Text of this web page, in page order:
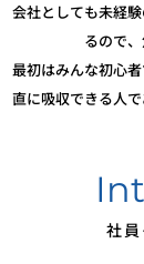
会社としても未経
るので
最初はみんな初心
直に吸収できる人
社